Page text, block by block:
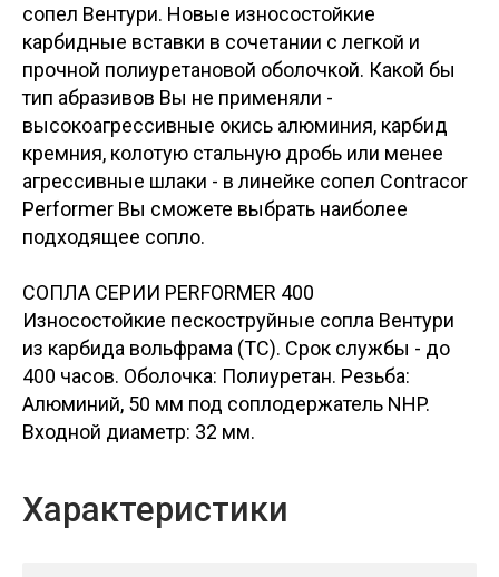
сопел Вентури. Новые износостойкие
карбидные вставки в сочетании с легкой и
прочной полиуретановой оболочкой. Какой бы
тип абразивов Вы не применяли -
высокоагрессивные окись алюминия, карбид
кремния, колотую стальную дробь или менее
агрессивные шлаки - в линейке сопел Contracor
Performer Вы сможете выбрать наиболее
подходящее сопло.
СОПЛА СЕРИИ PERFORMER 400
Износостойкие пескоструйные сопла Вентури
из карбида вольфрама (ТС). Срок службы - до
400 часов. Оболочка: Полиуретан. Резьба:
Алюминий, 50 мм под соплодержатель NHP.
Входной диаметр: 32 мм.
Характеристики